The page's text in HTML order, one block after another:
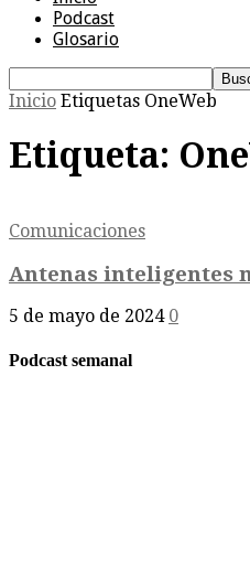
Podcast
Glosario
Inicio Etiquetas OneWeb
Etiqueta:
Comunicaciones
Antenas inteligentes
5 de mayo de 2024 0
Podcast semanal